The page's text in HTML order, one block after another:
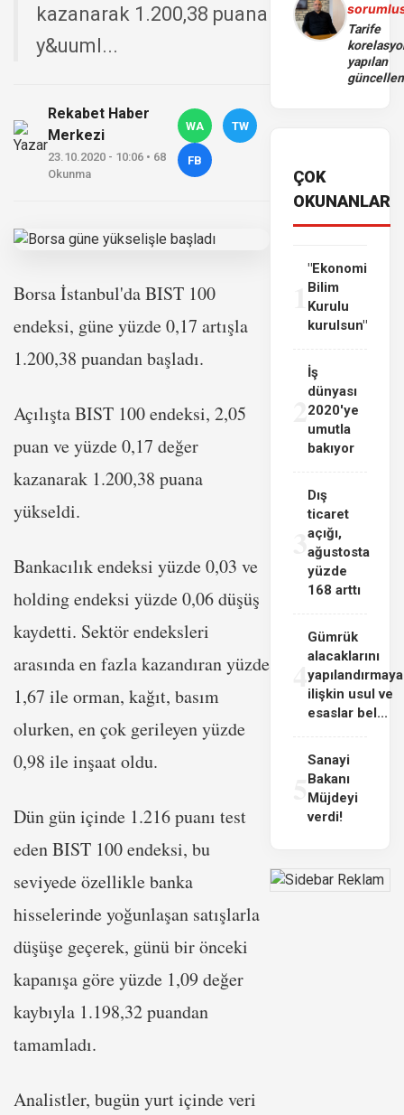
kazanarak 1.200,38 puana
y&uuml...
Rekabet Haber
Merkezi
23.10.2020 - 10:06 • 68
Okunma
WA TW
FB
Borsa İstanbul'da BIST 100
endeksi, güne yüzde 0,17 artışla
1.200,38 puandan başladı.
Açılışta BIST 100 endeksi, 2,05
puan ve yüzde 0,17 değer
kazanarak 1.200,38 puana
yükseldi.
Bankacılık endeksi yüzde 0,03 ve
holding endeksi yüzde 0,06 düşüş
kaydetti. Sektör endeksleri
arasında en fazla kazandıran yüzde
1,67 ile orman, kağıt, basım
olurken, en çok gerileyen yüzde
0,98 ile inşaat oldu.
Dün gün içinde 1.216 puanı test
eden BIST 100 endeksi, bu
seviyede özellikle banka
hisselerinde yoğunlaşan satışlarla
düşüşe geçerek, günü bir önceki
kapanışa göre yüzde 1,09 değer
kaybıyla 1.198,32 puandan
tamamladı.
Analistler, bugün yurt içinde veri
Tarife
yapılan
ÇOK
OKUNANLAR
"Ekonomi
Bilim
Kurulu
kurulsun"
İş
dünyası
2020'ye
umutla
bakıyor
3
Dış
ticaret
açığı,
ağustosta
yüzde
168 arttı
4
Gümrük
alacaklarını
yapılandırmaya
ilişkin usul ve
esaslar bel...
Sanayi
Bakanı
Müjdeyi
verdi!